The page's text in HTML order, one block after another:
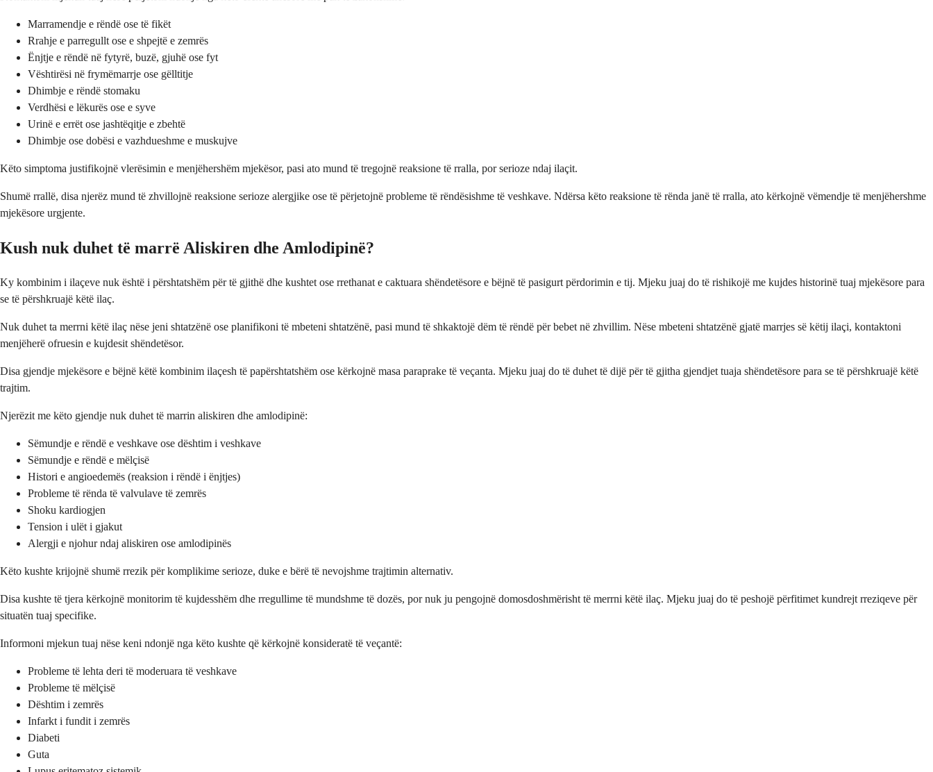
Marramendje e rëndë ose të fikët
Rrahje e parregullt ose e shpejtë e zemrës
Ënjtje e rëndë në fytyrë, buzë, gjuhë ose fyt
Vështirësi në frymëmarrje ose gëlltitje
Dhimbje e rëndë stomaku
Verdhësi e lëkurës ose e syve
Urinë e errët ose jashtëqitje e zbehtë
Dhimbje ose dobësi e vazhdueshme e muskujve
Këto simptoma justifikojnë vlerësimin e menjëhershëm mjekësor, pasi ato mund të tregojnë reaksione të rralla, por serioze ndaj ilaçit.
Shumë rrallë, disa njerëz mund të zhvillojnë reaksione serioze alergjike ose të përjetojnë probleme të rëndësishme të veshkave. Ndërsa këto reaksione të rënda janë të rralla, ato kërkojnë vëmendje të menjëhershme
mjekësore urgjente.
Kush nuk duhet të marrë Aliskiren dhe Amlodipinë?
Ky kombinim i ilaçeve nuk është i përshtatshëm për të gjithë dhe kushtet ose rrethanat e caktuara shëndetësore e bëjnë të pasigurt përdorimin e tij. Mjeku juaj do të rishikojë me kujdes historinë tuaj mjekësore para
se të përshkruajë këtë ilaç.
Nuk duhet ta merrni këtë ilaç nëse jeni shtatzënë ose planifikoni të mbeteni shtatzënë, pasi mund të shkaktojë dëm të rëndë për bebet në zhvillim. Nëse mbeteni shtatzënë gjatë marrjes së këtij ilaçi, kontaktoni
menjëherë ofruesin e kujdesit shëndetësor.
Disa gjendje mjekësore e bëjnë këtë kombinim ilaçesh të papërshtatshëm ose kërkojnë masa paraprake të veçanta. Mjeku juaj do të duhet të dijë për të gjitha gjendjet tuaja shëndetësore para se të përshkruajë këtë
trajtim.
Njerëzit me këto gjendje nuk duhet të marrin aliskiren dhe amlodipinë:
Sëmundje e rëndë e veshkave ose dështim i veshkave
Sëmundje e rëndë e mëlçisë
Histori e angioedemës (reaksion i rëndë i ënjtjes)
Probleme të rënda të valvulave të zemrës
Shoku kardiogjen
Tension i ulët i gjakut
Alergji e njohur ndaj aliskiren ose amlodipinës
Këto kushte krijojnë shumë rrezik për komplikime serioze, duke e bërë të nevojshme trajtimin alternativ.
Disa kushte të tjera kërkojnë monitorim të kujdesshëm dhe rregullime të mundshme të dozës, por nuk ju pengojnë domosdoshmërisht të merrni këtë ilaç. Mjeku juaj do të peshojë përfitimet kundrejt rreziqeve për
situatën tuaj specifike.
Informoni mjekun tuaj nëse keni ndonjë nga këto kushte që kërkojnë konsideratë të veçantë:
Probleme të lehta deri të moderuara të veshkave
Probleme të mëlçisë
Dështim i zemrës
Infarkt i fundit i zemrës
Diabeti
Guta